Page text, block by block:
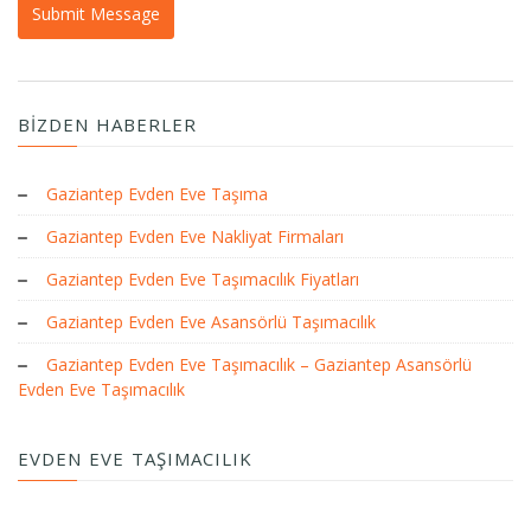
BIZDEN HABERLER
Gaziantep Evden Eve Taşıma
Gaziantep Evden Eve Nakliyat Firmaları
Gaziantep Evden Eve Taşımacılık Fiyatları
Gaziantep Evden Eve Asansörlü Taşımacılık
Gaziantep Evden Eve Taşımacılık – Gaziantep Asansörlü
Evden Eve Taşımacılık
EVDEN EVE TAŞIMACILIK